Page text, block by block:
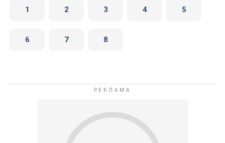
1 2 3 4 5
6 7 8